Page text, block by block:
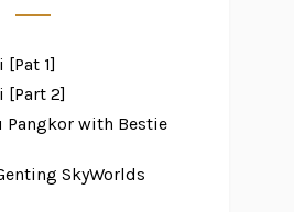
[Pat 1]
[Part 2]
Pangkor with Bestie
SkyWorlds